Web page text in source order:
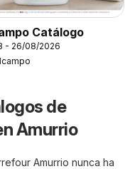
Catálogo
- 26/08/2026
de
Amurrio
Amurrio nunca ha